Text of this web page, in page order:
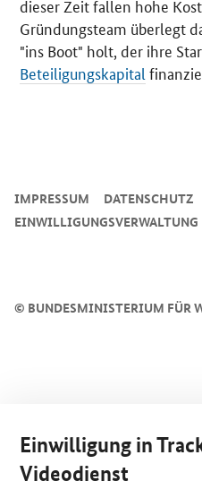
dieser Zeit fallen hohe
Gründungsteam überlegt
"ins Boot" holt, der ihre
Beteiligungskapital
© BUNDESMINISTERIUM FÜR
IMPRESSUM
DATENSCHUTZ
EINWILLIGUNGSVERWALTUNG
Einwilligung in
Videodienst